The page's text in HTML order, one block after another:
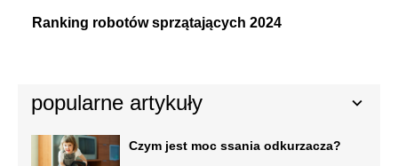
popularne artykuły
Czym jest moc ssania odkurzacza?
Ranking robotów sprzątających 2024